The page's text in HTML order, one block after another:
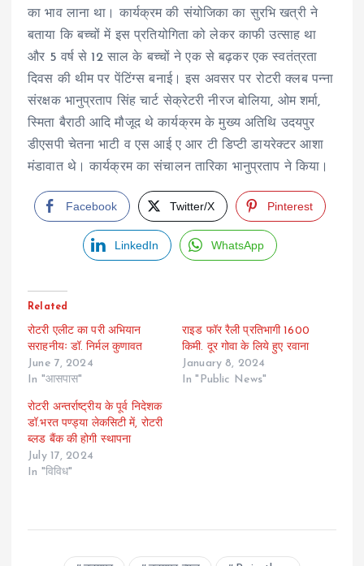
का भाव लाना था। कार्यक्रम की संयोजिका का सुरभि खत्री ने
बताया कि बच्चों में इस प्रतियोगिता को लेकर काफी उत्साह था
और 5 वर्ष से 12 साल के बच्चों ने एक से बढ़कर एक स्वतंत्रता
दिवस की थीम पर पेंटिंग्स बनाई। इस अवसर पर रोटरी क्लब पन्ना
संरक्षक भानुप्रताप सिंह चार्ट सेक्रेटरी नीरज बोलिया, ओम शर्मा,
स्मिता बैराठी आदि मौजूद थे कार्यक्रम के मुख्य अतिथि उदयपुर
डीएसपी चेतना भाटी व एस आई ए आर टी डिप्टी डायरेक्टर आशा
मंडावात थे। कार्यक्रम का संचालन तारिका भानुप्रताप ने किया।
Facebook Twitter/X Pinterest
LinkedIn WhatsApp
Related
रोटरी एलीट का परी अभियान
सराहनीयः डॉ. निर्मल कुणावत
June 7, 2024
In "आसपास"
राइड फॉर रैली प्रतिभागी 1600
किमी. दूर गोवा के लिये हुए रवाना
January 8, 2024
In "Public News"
रोटरी अन्तर्राष्ट्रीय के पूर्व निदेशक
डॉ.भरत पण्ड्या लेकसिटी में, रोटरी
ब्लड बैंक की होगी स्थापना
July 17, 2024
In "विविध"